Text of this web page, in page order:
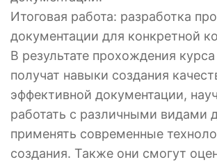
Итоговая работа: разработка
документации для конкретной
В результате прохождения
получат навыки создания
эффективной документации,
работать с различными видами
применять современные
создания. Также они смогут